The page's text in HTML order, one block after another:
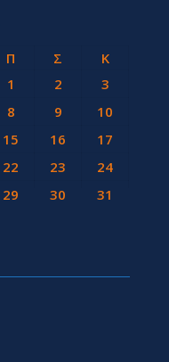
Π Σ
Κ
1
2
3
8 9
10
15 16
17
22 23
24
29 30 31